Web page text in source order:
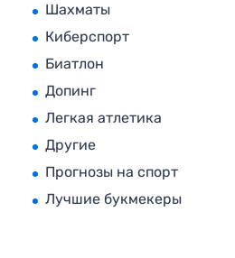
Шахматы
Киберспорт
Биатлон
Допинг
Легкая атлетика
Другие
Прогнозы на спорт
Лучшие букмекеры